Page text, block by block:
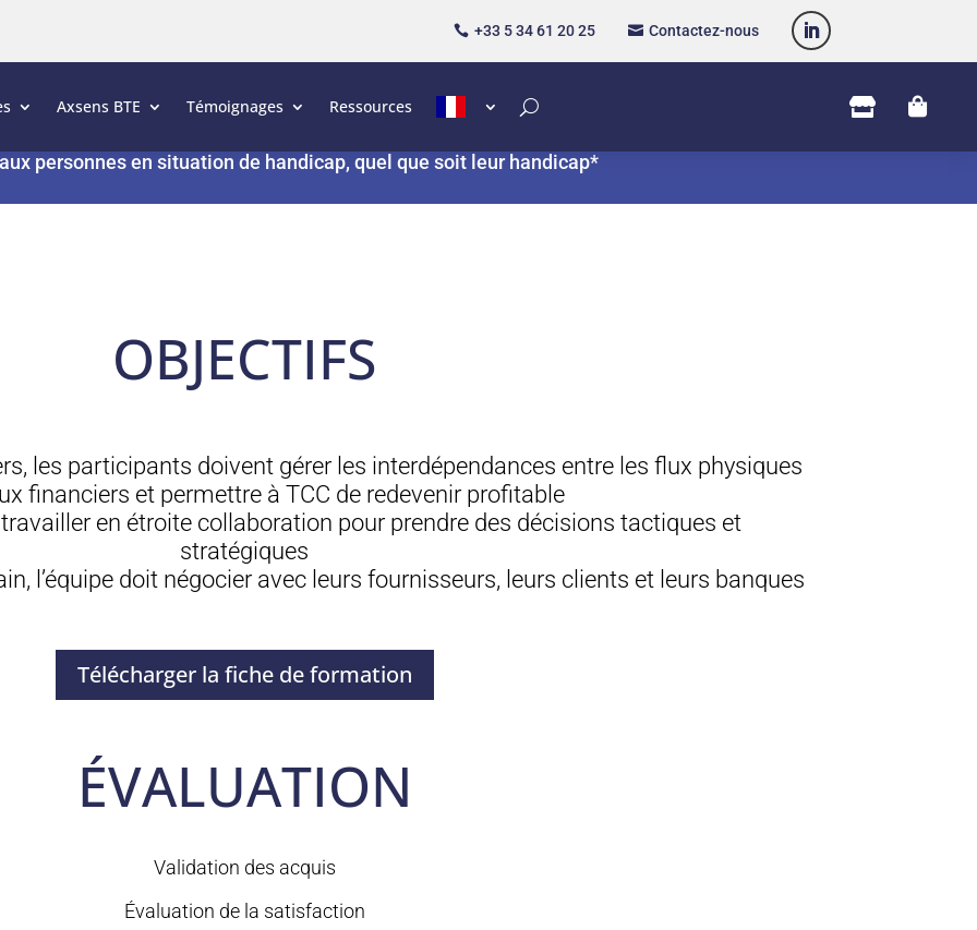
 +33 5 34 61 20 25  Contactez-nous
Axsens BTE Témoignages Ressources  
Prix inter :995€ HT/personne
personnes en situation de handicap, quel que soit leur handicap*
OBJECTIFS
les participants doivent gérer les interdépendances entre les flux physiques
financiers et permettre à TCC de redevenir profitable
en étroite collaboration pour prendre des décisions tactiques et
stratégiques
l’équipe doit négocier avec leurs fournisseurs, leurs clients et leurs banques
Télécharger la fiche de formation
ÉVALUATION
Validation des acquis
Évaluation de la satisfaction